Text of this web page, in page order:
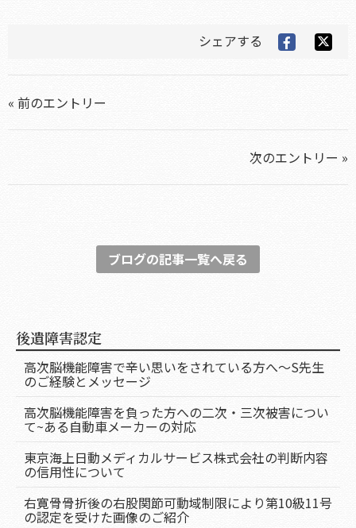
シェアする
« 前のエントリー
次のエントリー »
ブログの記事一覧へ戻る
後遺障害認定
高次脳機能障害で辛い思いをされている方へ～S先生
のご経験とメッセージ
高次脳機能障害を負った方への二次・三次被害につい
て~ある自動車メーカーの対応
東京海上日動メディカルサービス株式会社の判断内容
の信用性について
右寛骨骨折後の右股関節可動域制限により第10級11号
の認定を受けた画像のご紹介